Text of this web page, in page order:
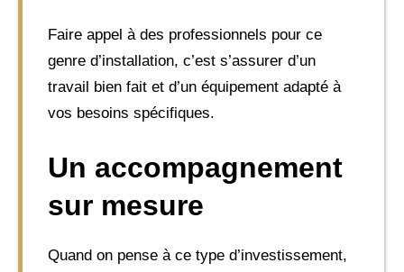
Faire appel à des professionnels pour ce
genre d’installation, c’est s’assurer d’un
travail bien fait et d’un équipement adapté à
vos besoins spécifiques.
Un accompagnement
sur mesure
Quand on pense à ce type d’investissement,